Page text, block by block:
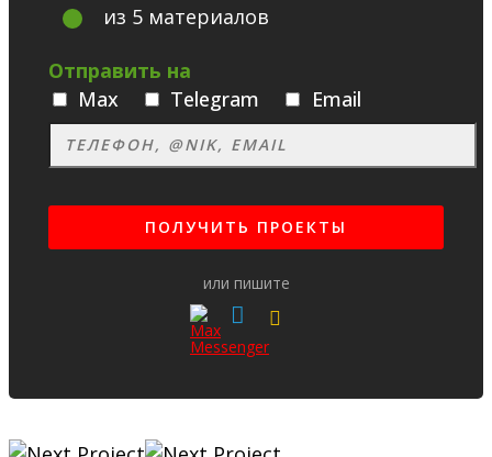
из 5 материалов
Отправить на
Max
Telegram Email
или пишите